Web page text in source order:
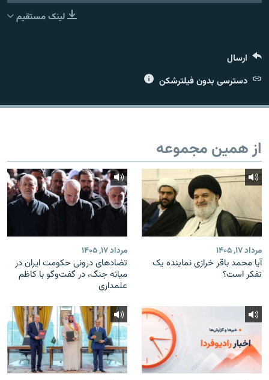
لینک مستقیم
ارسال
دسترسی بدون فیلترشکن
از همین مجموعه
مرداد ۱۷, ۱۴۰۵
آیا محمد باقر خرازی نماینده یک
تفکر است؟
مرداد ۱۷, ۱۴۰۵
تضادهای درونی حکومت ایران در
میانه جنگ، در گفت‌‌وگو با کاظم
علمداری